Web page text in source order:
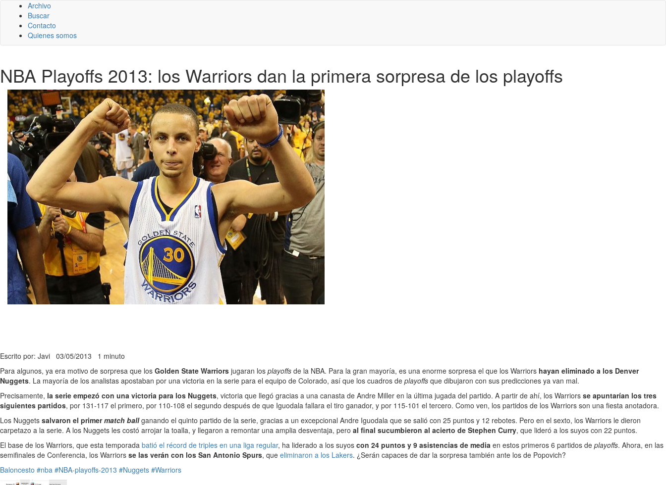
Archivo
Buscar
Contacto
Quienes somos
NBA Playoffs 2013: los Warriors dan la primera sorpresa de los playoffs
Escrito por: Javi 03/05/2013 1 minuto
Para algunos, ya era motivo de sorpresa que los Golden State Warriors jugaran los playoffs de la NBA. Para la gran mayoría, es una enorme sorpresa el que los Warriors hayan eliminado a los Denver
Nuggets. La mayoría de los analistas apostaban por una victoria en la serie para el equipo de Colorado, así que los cuadros de playoffs que dibujaron con sus predicciones ya van mal.
Precisamente, la serie empezó con una victoria para los Nuggets, victoria que llegó gracias a una canasta de Andre Miller en la última jugada del partido. A partir de ahí, los Warriors se apuntarían los tres
siguientes partidos, por 131-117 el primero, por 110-108 el segundo después de que Iguodala fallara el tiro ganador, y por 115-101 el tercero. Como ven, los partidos de los Warriors son una fiesta anotadora.
Los Nuggets salvaron el primermatch ballganando el quinto partido de la serie, gracias a un excepcional Andre Iguodala que se salió con 25 puntos y 12 rebotes. Pero en el sexto, los Warriors le dieron
carpetazo a la serie. A los Nuggets les costó arrojar la toalla, y llegaron a remontar una amplia desventaja, pero al final sucumbieron al acierto de Stephen Curry, que lideró a los suyos con 22 puntos.
El base de los Warriors, que esta temporada batió el récord de triples en una liga regular, ha liderado a los suyos con 24 puntos y 9 asistencias de media en estos primeros 6 partidos de playoffs. Ahora, en las
semifinales de Conferencia, los Warriors se las verán con los San Antonio Spurs, que eliminaron a los Lakers. ¿Serán capaces de dar la sorpresa también ante los de Popovich?
Baloncesto #nba #NBA-playoffs-2013 #Nuggets #Warriors